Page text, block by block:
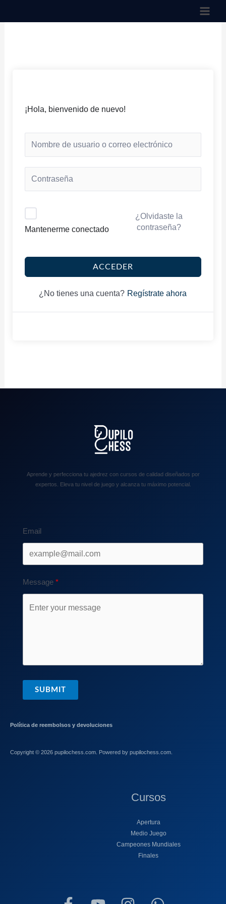
al
¡Hola, bienvenido de nuevo!
Mantenerme conectado
¿Olvidaste la
contraseña?
ACCEDER
¿No tienes una cuenta? Regístrate ahora
Aprende y perfecciona tu ajedrez con cursos de calidad diseñados por
expertos. Eleva tu nivel de juego y alcanza tu máximo potencial.
Email
Message
SUBMIT
Política de reembolsos y devoluciones
Copyright © 2026 pupilochess.com. Powered by pupilochess.com.
Cursos
Apertura
Medio Juego
Campeones Mundiales
Finales